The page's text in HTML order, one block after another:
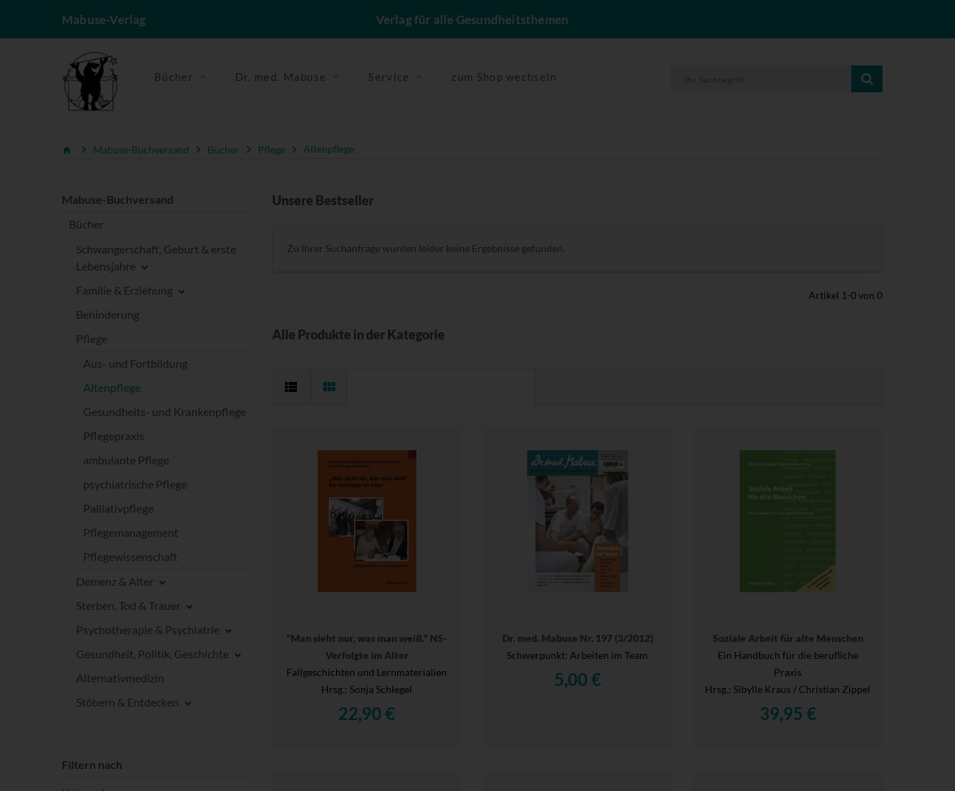
Mabuse-Verlag Verlag für alle Gesundheitsthemen
Bücher Dr. med. Mabuse Service zum Shop wechseln
Mabuse-Buchversand Bücher Pflege Altenpflege
Mabuse-Buchversand
Bücher
Schwangerschaft, Geburt & erste
Lebensjahre
Familie & Erziehung
Behinderung
Pflege
Aus- und Fortbildung
Altenpflege
Gesundheits- und Krankenpflege
Pflegepraxis
ambulante Pflege
psychiatrische Pflege
Palliativpflege
Pflegemanagement
Pflegewissenschaft
Demenz & Alter
Sterben, Tod & Trauer
Psychotherapie & Psychiatrie
Gesundheit, Politik, Geschichte
Alternativmedizin
Stöbern & Entdecken
Filtern nach
Unsere Bestseller
Zu Ihrer Suchanfrage wurden leider keine Ergebnisse gefunden.
Artikel 1 -0von 0
Alle Produkte in der Kategorie
"Man sieht nur, was man weiß." NS-
Verfolgte im Alter
Fallgeschichten und Lernmaterialien
Hrsg.: Sonja Schlegel
22,90 €
Dr. med. Mabuse Nr. 197 (3/2012)
Schwerpunkt: Arbeiten im Team
5,00 €
Soziale Arbeit für alte Menschen
Ein Handbuch für die berufliche
Praxis
Hrsg.: Sibylle Kraus / Christian Zippel
39,95 €